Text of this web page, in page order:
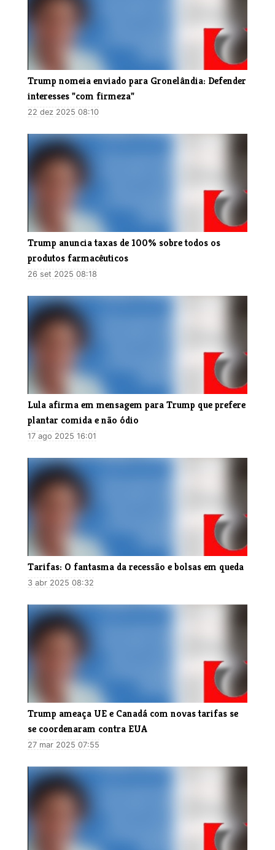
Trump nomeia enviado para Gronelândia: Defender
interesses "com firmeza"
22 dez 2025 08:10
Trump anuncia taxas de 100% sobre todos os
produtos farmacêuticos
26 set 2025 08:18
Lula afirma em mensagem para Trump que prefere
plantar comida e não ódio
17 ago 2025 16:01
Tarifas: O fantasma da recessão e bolsas em queda
3 abr 2025 08:32
Trump ameaça UE e Canadá com novas tarifas se
se coordenaram contra EUA
27 mar 2025 07:55